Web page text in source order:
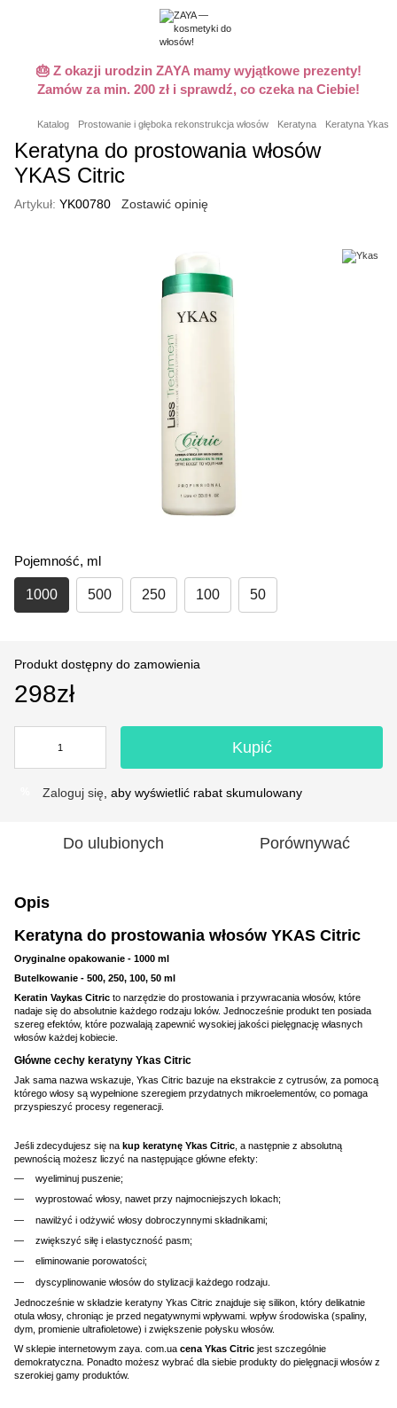
🎂 Z okazji urodzin ZAYA mamy wyjątkowe prezenty!
Zamów za min. 200 zł i sprawdź, co czeka na Ciebie!
Katalog Prostowanie i głęboka rekonstrukcja włosów Keratyna Keratyna Ykas
Keratyna do prostowania włosów
YKAS Citric
Artykuł: YK00780 Zostawić opinię
Pojemność, ml
1000 500 250 100 50
Produkt dostępny do zamowienia
298zł
Kupić
Zaloguj się , aby wyświetlić rabat skumulowany
Do ulubionych Porównywać
Opis
Keratyna do prostowania włosów YKAS Citric
Oryginalne opakowanie - 1000 ml
Butelkowanie - 500, 250, 100, 50 ml
Keratin Vaykas Citric to narzędzie do prostowania i przywracania włosów, które
nadaje się do absolutnie każdego rodzaju loków. Jednocześnie produkt ten posiada
szereg efektów, które pozwalają zapewnić wysokiej jakości pielęgnację własnych
włosów każdej kobiecie.
Główne cechy keratyny Ykas Citric
Jak sama nazwa wskazuje, Ykas Citric bazuje na ekstrakcie z cytrusów, za pomocą
którego włosy są wypełnione szeregiem przydatnych mikroelementów, co pomaga
przyspieszyć procesy regeneracji.
Jeśli zdecydujesz się na kup keratynę Ykas Citric , a następnie z absolutną
pewnością możesz liczyć na następujące główne efekty:
wyeliminuj puszenie;
wyprostować włosy, nawet przy najmocniejszych lokach;
nawilżyć i odżywić włosy dobroczynnymi składnikami;
zwiększyć siłę i elastyczność pasm;
eliminowanie porowatości;
dyscyplinowanie włosów do stylizacji każdego rodzaju.
Jednocześnie w składzie keratyny Ykas Citric znajduje się silikon, który delikatnie
otula włosy, chroniąc je przed negatywnymi wpływami. wpływ środowiska (spaliny,
dym, promienie ultrafioletowe) i zwiększenie połysku włosów.
W sklepie internetowym zaya. com.ua cena Ykas Citric jest szczególnie
demokratyczna. Ponadto możesz wybrać dla siebie produkty do pielęgnacji włosów z
szerokiej gamy produktów.